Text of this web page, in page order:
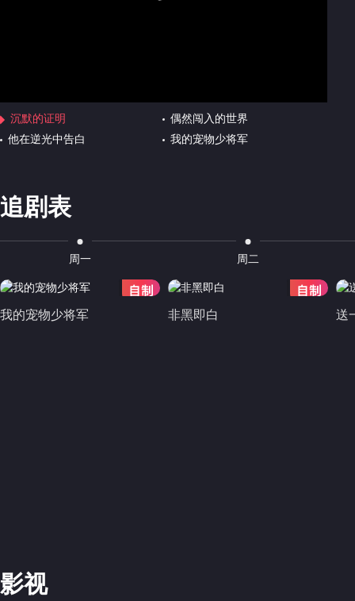
沉默的证明
偶然闯入的世界
他在逆光中告白
我的宠物少将军
追剧表
周一
周一
我的宠物少将军
周二
周二
非黑即白 送
影视
>